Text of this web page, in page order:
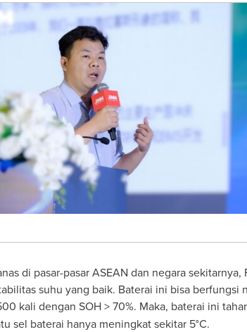
di pasar-pasar ASEAN dan negara sekitarnya,
suhu yang baik. Baterai ini bisa berfungsi
kali dengan SOH > 70%. Maka, baterai ini
sel baterai hanya meningkat sekitar 5°C.